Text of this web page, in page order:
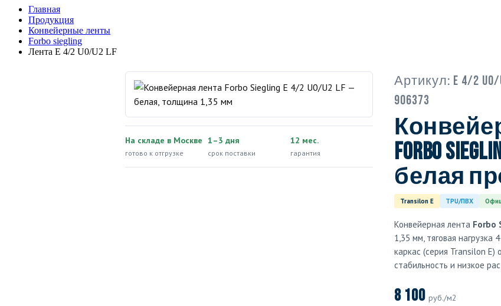
Главная
Продукция
Конвейерные ленты
Forbo siegling
Лента E 4/2 U0/U2 LF
На складе в Москве
готово к отгрузке
1–3 дня
срок поставки
12 мес.
гарантия
Артикул: E 4/2 U0/
906373
Forbo
белая
Transilon E TPU/ПВХ
Конвейерная лента Forbo
1,35 мм, тяговая
каркас (серия Transilon
стабильность и низкое
8 100 руб./м2